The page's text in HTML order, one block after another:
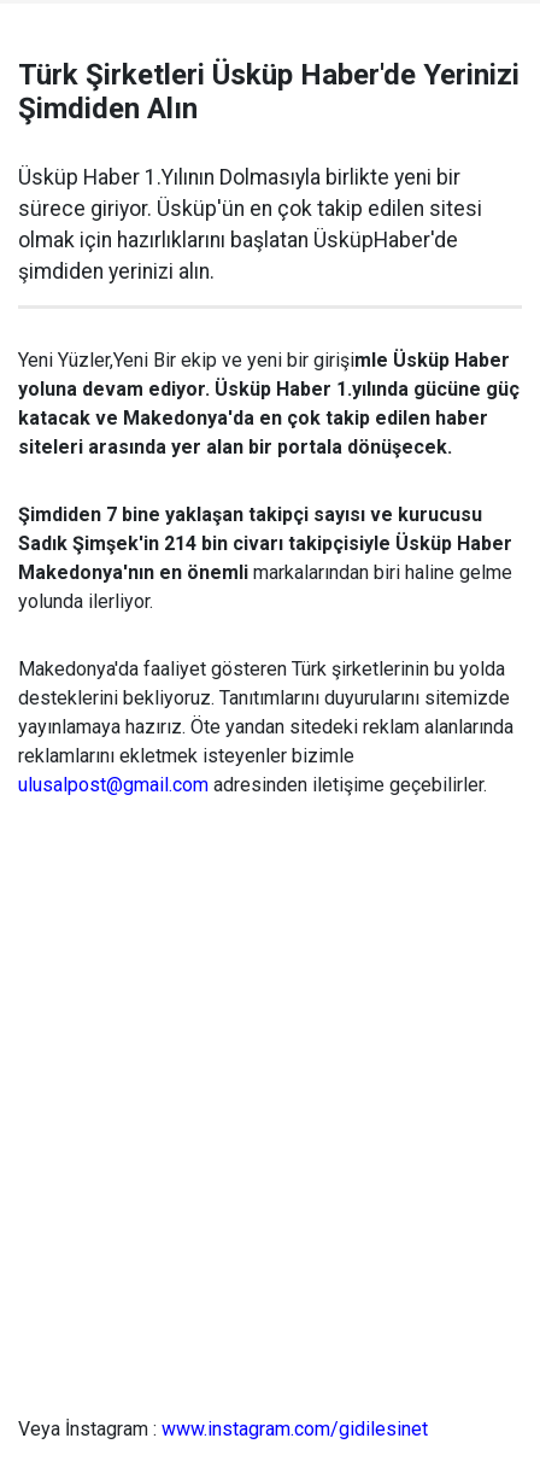
Türk Şirketleri Üsküp Haber'de Yerinizi
Şimdiden Alın
Üsküp Haber 1.Yılının Dolmasıyla birlikte yeni bir
sürece giriyor. Üsküp'ün en çok takip edilen sitesi
olmak için hazırlıklarını başlatan ÜsküpHaber'de
şimdiden yerinizi alın.
Yeni Yüzler,Yeni Bir ekip ve yeni bir girişimle Üsküp Haber
yoluna devam ediyor. Üsküp Haber 1.yılında gücüne güç
katacak ve Makedonya'da en çok takip edilen haber
siteleri arasında yer alan bir portala dönüşecek.
Şimdiden 7 bine yaklaşan takipçi sayısı ve kurucusu
Sadık Şimşek'in 214 bin civarı takipçisiyle Üsküp Haber
Makedonya'nın en önemli markalarından biri haline gelme
yolunda ilerliyor.
Makedonya'da faaliyet gösteren Türk şirketlerinin bu yolda
desteklerini bekliyoruz. Tanıtımlarını duyurularını sitemizde
yayınlamaya hazırız. Öte yandan sitedeki reklam alanlarında
reklamlarını ekletmek isteyenler bizimle
ulusalpost@gmail.com adresinden iletişime geçebilirler.
Veya İnstagram : www.instagram.com/gidilesinet